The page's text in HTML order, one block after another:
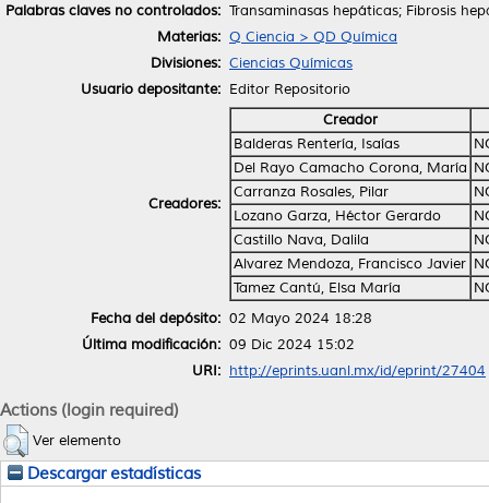
Palabras claves no controlados: Transaminasas hepáticas; Fibrosis
Materias: Q Ciencia > QD Química
Divisiones: Ciencias Químicas
Usuario depositante: Editor Repositorio
Creadores:
Creador
Balderas Rentería, Isaías
Del Rayo Camacho Corona, María
Carranza Rosales, Pilar
Lozano Garza, Héctor Gerardo
Castillo Nava, Dalila
Alvarez Mendoza, Francisco Javier
Tamez Cantú, Elsa María
Fecha del depósito: 02 Mayo 2024 18:28
Última modificación: 09 Dic 2024 15:02
URI: http://eprints.uanl.mx/id/eprint/27404
Actions (login required)
Ver elemento
Descargar estadísticas